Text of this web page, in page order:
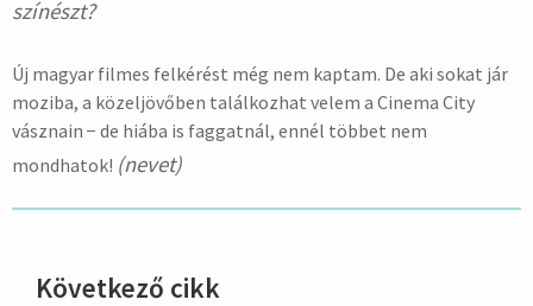
színészt?
Új magyar filmes felkérést még nem kaptam. De aki sokat jár
moziba, a közeljövőben találkozhat velem a Cinema City
vásznain − de hiába is faggatnál, ennél többet nem
mondhatok! (nevet)
Következő cikk